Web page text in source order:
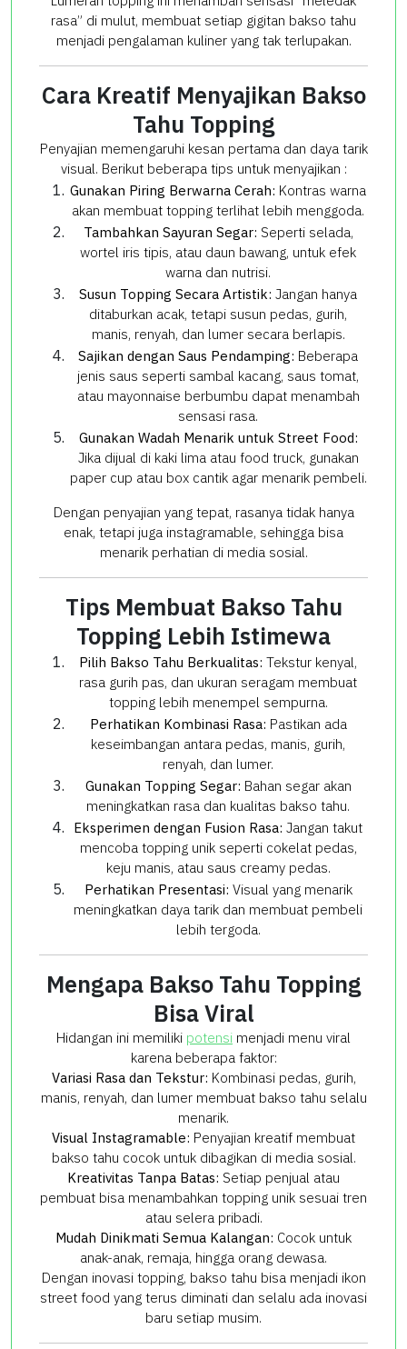
rasa” di mulut, membuat setiap gigitan bakso tahu
menjadi pengalaman kuliner yang tak terlupakan.
Cara Kreatif Menyajikan Bakso
Tahu Topping
Penyajian memengaruhi kesan pertama dan daya tarik
visual. Berikut beberapa tips untuk menyajikan :
Gunakan Piring Berwarna Cerah: Kontras warna
akan membuat topping terlihat lebih menggoda.
Tambahkan Sayuran Segar: Seperti selada,
wortel iris tipis, atau daun bawang, untuk efek
warna dan nutrisi.
Susun Topping Secara Artistik: Jangan hanya
ditaburkan acak, tetapi susun pedas, gurih,
manis, renyah, dan lumer secara berlapis.
Sajikan dengan Saus Pendamping: Beberapa
jenis saus seperti sambal kacang, saus tomat,
atau mayonnaise berbumbu dapat menambah
sensasi rasa.
Gunakan Wadah Menarik untuk Street Food:
Jika dijual di kaki lima atau food truck, gunakan
paper cup atau box cantik agar menarik pembeli.
Dengan penyajian yang tepat, rasanya tidak hanya
enak, tetapi juga instagramable, sehingga bisa
menarik perhatian di media sosial.
Tips Membuat Bakso Tahu
Topping Lebih Istimewa
Pilih Bakso Tahu Berkualitas: Tekstur kenyal,
rasa gurih pas, dan ukuran seragam membuat
topping lebih menempel sempurna.
Perhatikan Kombinasi Rasa: Pastikan ada
keseimbangan antara pedas, manis, gurih,
renyah, dan lumer.
Gunakan Topping Segar: Bahan segar akan
meningkatkan rasa dan kualitas bakso tahu.
Eksperimen dengan Fusion Rasa: Jangan takut
mencoba topping unik seperti cokelat pedas,
keju manis, atau saus creamy pedas.
Perhatikan Presentasi: Visual yang menarik
meningkatkan daya tarik dan membuat pembeli
lebih tergoda.
Mengapa Bakso Tahu Topping
Bisa Viral
Hidangan ini memiliki potensi menjadi menu viral
karena beberapa faktor:
Variasi Rasa dan Tekstur: Kombinasi pedas, gurih,
manis, renyah, dan lumer membuat bakso tahu selalu
menarik.
Visual Instagramable: Penyajian kreatif membuat
bakso tahu cocok untuk dibagikan di media sosial.
Kreativitas Tanpa Batas: Setiap penjual atau
pembuat bisa menambahkan topping unik sesuai tren
atau selera pribadi.
Mudah Dinikmati Semua Kalangan: Cocok untuk
anak-anak, remaja, hingga orang dewasa.
Dengan inovasi topping, bakso tahu bisa menjadi ikon
street food yang terus diminati dan selalu ada inovasi
baru setiap musim.